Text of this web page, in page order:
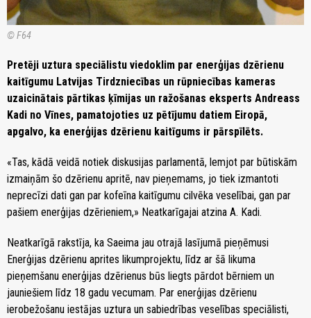
© F64
Pretēji uztura speciālistu viedoklim par enerģijas dzērienu
kaitīgumu Latvijas Tirdzniecības un rūpniecības kameras
uzaicinātais pārtikas ķīmijas un ražošanas eksperts Andreass
Kadi no Vīnes, pamatojoties uz pētījumu datiem Eiropā,
apgalvo, ka enerģijas dzērienu kaitīgums ir pārspīlēts.
«Tas, kādā veidā notiek diskusijas parlamentā, lemjot par būtiskām
izmaiņām šo dzērienu apritē, nav pieņemams, jo tiek izmantoti
neprecīzi dati gan par kofeīna kaitīgumu cilvēka veselībai, gan par
pašiem enerģijas dzērieniem,» Neatkarīgajai atzina A. Kadi.
Neatkarīgā rakstīja, ka Saeima jau otrajā lasījumā pieņēmusi
Enerģijas dzērienu aprites likumprojektu, līdz ar šā likuma
pieņemšanu enerģijas dzērienus būs liegts pārdot bērniem un
jauniešiem līdz 18 gadu vecumam. Par enerģijas dzērienu
ierobežošanu iestājas uztura un sabiedrības veselības speciālisti,